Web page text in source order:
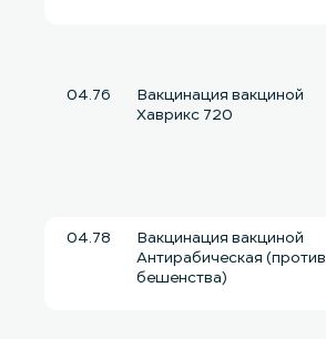
04.76
Вакцинация вакциной
Хаврикс 720
04.78
Вакцинация вакциной
Антирабическая (против
бешенства)